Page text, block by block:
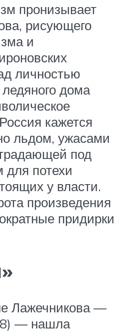
пронизывает
рисующего
и
личностью
дома
кажется
льдом, ужасами
под
для потехи
у власти.
произведения
придирки
Лажечникова —
— нашла